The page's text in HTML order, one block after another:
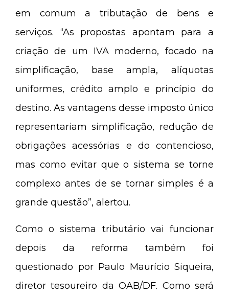
em comum a tributação de bens e
serviços. “As propostas apontam para a
criação de um IVA moderno, focado na
simplificação, base ampla, alíquotas
uniformes, crédito amplo e princípio do
destino. As vantagens desse imposto único
representariam simplificação, redução de
obrigações acessórias e do contencioso,
mas como evitar que o sistema se torne
complexo antes de se tornar simples é a
grande questão”, alertou.
Como o sistema tributário vai funcionar
depois da reforma também foi
questionado por Paulo Maurício Siqueira,
diretor tesoureiro da OAB/DF. Como será